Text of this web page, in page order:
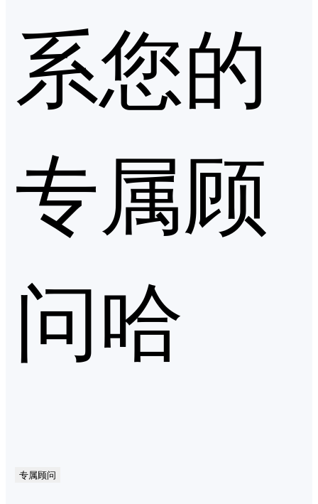
系您的
专属顾
问哈
专属顾问